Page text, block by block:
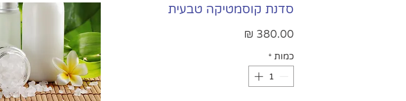
סדנת קוסמטיקה טבעית
כמות *